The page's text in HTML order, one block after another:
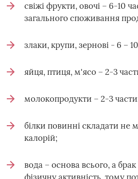
свіжі фрукти, овочі – 6-10
загального споживання
злаки, крупи, зернові - 6 –
яйця, птиця, м'ясо – 2-3
молокопродукти – 2-3
білки повинні складати не
калорій;
вода – основа всього, а